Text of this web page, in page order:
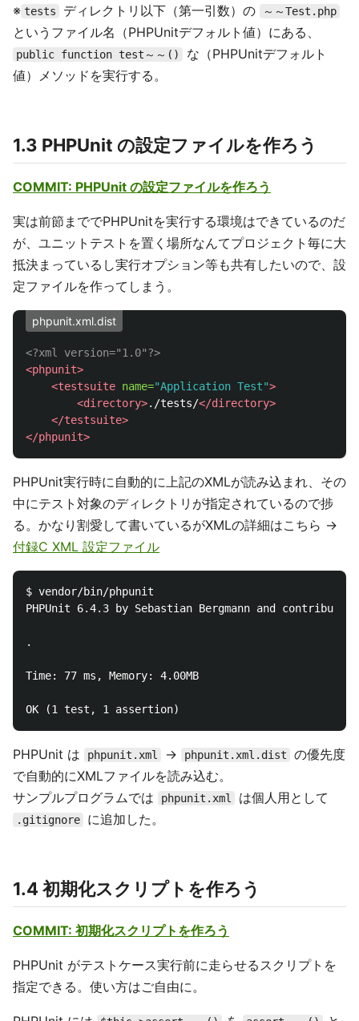
※ tests ディレクトリ以下（第一引数）の ～～Test.php
というファイル名（PHPUnitデフォルト値）にある、
public function test～～()
な（PHPUnitデフォルト
値）メソッドを実行する。
1.3 PHPUnit の設定ファイルを作ろう
COMMIT: PHPUnit の設定ファイルを作ろう
実は前節まででPHPUnitを実行する環境はできているのだ
が、ユニットテストを置く場所なんてプロジェクト毎に大
抵決まっているし実行オプション等も共有したいので、設
定ファイルを作ってしまう。
phpunit.xml.dist
<?xml version="1.0"?>
<phpunit>
<testsuite name="Application Test">
<directory>./tests/</directory>
</testsuite>
</phpunit>
PHPUnit実行時に自動的に上記のXMLが読み込まれ、その
中にテスト対象のディレクトリが指定されているので捗
る。かなり割愛して書いているがXMLの詳細はこちら →
付録C XML 設定ファイル
$ vendor/bin/phpunit
PHPUnit 6.4.3 by Sebastian Bergmann and
.
Time: 77 ms, Memory: 4.00MB
PHPUnit は phpunit.xml → phpunit.xml.dist
の優先度
で自動的にXMLファイルを読み込む。
サンプルプログラムでは
phpunit.xml は個人用として
.gitignore に追加した。
1.4 初期化スクリプトを作ろう
COMMIT: 初期化スクリプトを作ろう
PHPUnit がテストケース実行前に走らせるスクリプトを
指定できる。使い方はご自由に。